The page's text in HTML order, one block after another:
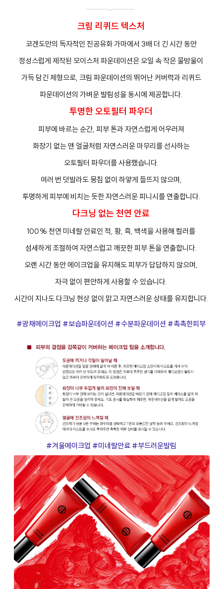
크림 리퀴드 텍스처
코겐도만의 독자적인 진공유화 가마에서 3배 더 긴 시간 동안
정성스럽게 제작된 모이스처 파운데이션은 오일 속 작은 물방울이
가득 담긴 제형으로, 크림 파운데이션의 뛰어난 커버력과 리퀴드
파운데이션의 가벼운 발림성을 동시에 제공합니다.
투명한 오토필터 파우더
피부에 바르는 순간, 피부 톤과 자연스럽게 어우러져
화장기 없는 맨 얼굴처럼 자연스러운 마무리를 선사하는
오토필터 파우더를 사용했습니다.
여러 번 덧발라도 뭉침 없이 하얗게 들뜨지 않으며,
투명하게 피부에 비치는 듯한 자연스러운 피니시를 연출합니다.
다크닝 없는 천연 안료
100% 천연 미네랄 안료인 적, 황, 흑, 백색을 사용해 컬러를
섬세하게 조절하여 자연스럽고 깨끗한 피부 톤을 연출합니다.
오랜 시간 동안 메이크업을 유지해도 피부가 답답하지 않으며,
자극 없이 편안하게 사용할 수 있습니다.
시간이 지나도 다크닝 현상 없이 맑고 자연스러운 상태를 유지합니다.
#광채메이크업 #보습파운데이션 #수분파운데이션 #촉촉한피부
#겨울메이크업 #미네랄안료 #부드러운발림